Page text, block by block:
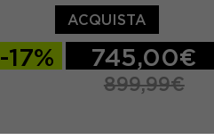
ACQUISTA
-17% 745,00€
899,99€